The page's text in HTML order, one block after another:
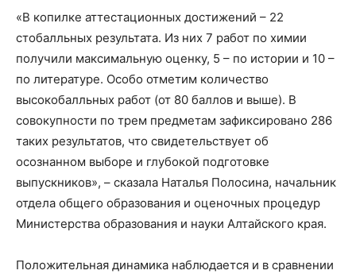
«В копилке аттестационных достижений – 22
стобалльных результата. Из них 7 работ по химии
получили максимальную оценку, 5 – по истории и 10 –
по литературе. Особо отметим количество
высокобалльных работ (от 80 баллов и выше). В
совокупности по трем предметам зафиксировано 286
таких результатов, что свидетельствует об
осознанном выборе и глубокой подготовке
выпускников», – сказала Наталья Полосина, начальник
отдела общего образования и оценочных процедур
Министерства образования и науки Алтайского края.
Положительная динамика наблюдается и в сравнении